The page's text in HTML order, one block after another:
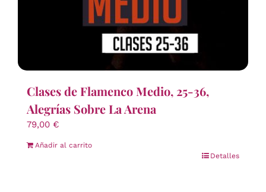
Clases de Flamenco Medio, 25-36,
Alegrías Sobre La Arena
79,00 €
Añadir al carrito
Detalles